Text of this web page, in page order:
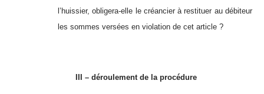
l’huissier, obligera-elle le créancier à restituer au débiteur
les sommes versées en violation de cet article ?
III – déroulement de la procédure